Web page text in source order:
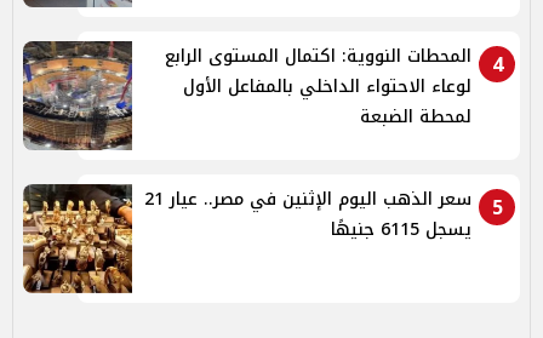
4
المحطات النووية: اكتمال المستوى الرابع
لوعاء الاحتواء الداخلي بالمفاعل الأول
لمحطة الضبعة
5
سعر الذهب اليوم الإثنين في مصر.. عيار 21
يسجل 6115 جنيهًا